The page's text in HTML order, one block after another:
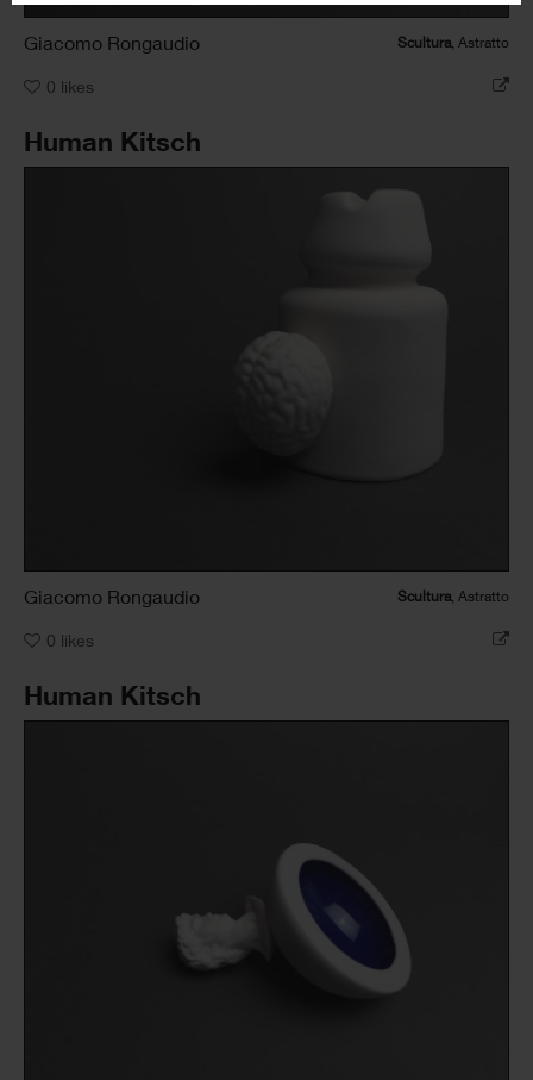
Giacomo Rongaudio Scultura , Astratto
0 likes
Human Kitsch
Giacomo Rongaudio Scultura , Astratto
0 likes
Human Kitsch